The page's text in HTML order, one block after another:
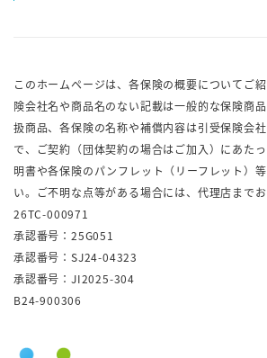
このホームページは、各保険の概要についてご
険会社名や商品名のない記載は一般的な保険商
扱商品、各保険の名称や補償内容は引受保険会
で、ご契約（団体契約の場合はご加入）にあた
明書や各保険のパンフレット（リーフレット）
い。ご不明な点等がある場合には、代理店までお
26TC-000971
承認番号：25G051
承認番号：SJ24-04323
承認番号：JI2025-304
B24-900306